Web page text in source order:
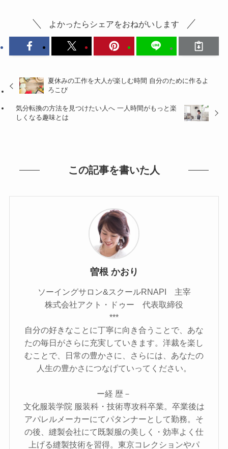
よかったらシェアをおねがいします
夏休みの工作を大人が楽しむ時間 自分のために作るよ
ろこび
気分転換の方法を見つけたい人へ 一人時間がもっと楽
しくなる趣味とは
この記事を書いた人
曽根 かおり
ソーイングサロン&スクールRNAPI 主宰
株式会社アクト・ドゥー 代表取締役
***
自分の好きなことに丁寧に向き合うことで、あな
たの毎日がさらに充実していきます。洋裁を楽し
むことで、日常の豊かさに、さらには、あなたの
人生の豊かさにつなげていってください。
ー経 歴－
文化服装学院 服装科・技術専攻科卒業。卒業後は
アパレルメーカーにてパタンナーとして勤務。そ
の後、縫製会社にて既製服の美しく・効率よく仕
上げる縫製技術を習得。東京コレクションやパ